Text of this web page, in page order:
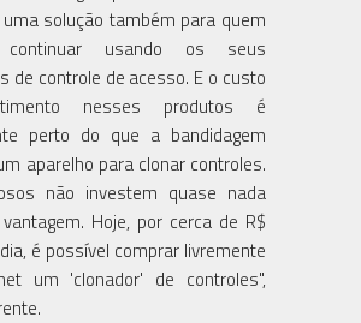
solução também para quem
continuar usando os seus
de controle de acesso. E o custo
nesses produtos é
perto do que a bandidagem
aparelho para clonar controles.
não investem quase nada
Hoje, por cerca de R$
é possível comprar livremente
um 'clonador' de controles",